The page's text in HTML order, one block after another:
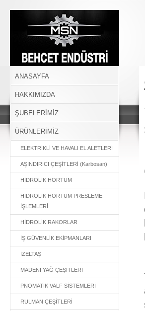
BEHÇET
ANASAYFA
HAKKIMIZDA
ŞUBELERİMİZ
ÜRÜNLERİMİZ
ELEKTRİKLİ VE HAVALI EL ALETLERİ
AŞINDIRICI ÇEŞİTLERİ (Karbosan)
HİDROLİK HORTUM
HİDROLİK HORTUM PRESLEME
İŞLEMLERİ
HİDROLİK RAKORLAR
İŞ GÜVENLİK EKİPMANLARI
İZELTAŞ
MADENİ YAĞ ÇEŞİTLERİ
PNOMATİK VALF SİSTEMLERİ
RULMAN ÇEŞİTLERİ